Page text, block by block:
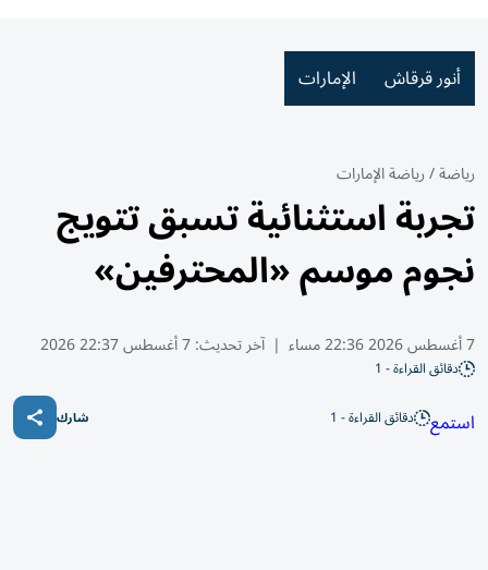
أنور قرقاش الإمارات
رياضة/رياضة الإمارات
تجربة استثنائية تسبق تتويج
نجوم موسم «المحترفين»
7 أغسطس 2026 22:36 مساء | آخر تحديث:7 أغسطس 22:37 2026
دقائق القراءة - 1
استمع دقائق القراءة - 1 شارك